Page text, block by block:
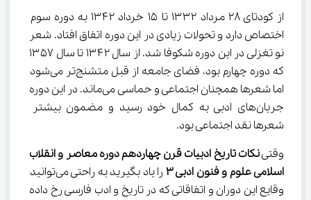
از کودتای ۲۸ مرداد ۱۳۳۲ تا ۱۵ خرداد ۱۳۴۲ به دوره سوم
اختصاص دارد و تحولات زیادی در این دوره اتفاق افتاد. شعر
که دوره چهارم بود، فضای جامعه از قبل متشنج‌تر می‌شود
اما شعرها همچنان اجتماعی و حماسی می‌ماند. در این دوره
جریان‌های ادبی به کمال خود رسید و مضمون بیشتر
شعرها نقد اجتماعی بود.
وقتی نکات تاریخ ادبیات قرن چهاردهم دوره معاصر و انقلاب
اسلامی علوم و فنون ادبی ۳
را یاد بگیرید به راحتی می‌توانید
وقایع این دوران و اتفاقاتی که در تاریخ و ادب فارسی رخ داده